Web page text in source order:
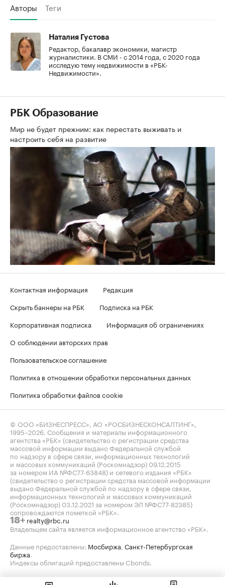
Авторы Теги
Наталия Густова
Редактор, бакалавр экономики, магистр
журналистики. В СМИ - с 2014 года, с 2020 года
исследую тему недвижимости в «РБК-
Недвижимости».
РБК Образование
Мир не будет прежним: как перестать выживать и
настроить себя на развитие
Контактная информация
Редакция
Скрыть баннеры на РБК
Подписка на РБК
Корпоративная подписка
Информация об ограничениях
О соблюдении авторских прав
Пользовательское соглашение
Политика в отношении обработки персональных данных
Политика обработки файлов cookie
© ООО «БИЗНЕСПРЕСС», АО «РОСБИЗНЕСКОНСАЛТИНГ»,
1995–2026 . Сообщения и материалы информационного
агентства «РБК» (свидетельство о регистрации средства
массовой информации выдано Федеральной службой
по надзору в сфере связи, информационных технологий
и массовых коммуникаций (Роскомнадзор) 09.12.2015
за номером ИА №ФС77-63848) и сетевого издания «РБК»
(свидетельство о регистрации средства массовой информации
выдано Федеральной службой по надзору в сфере связи,
информационных технологий и массовых коммуникаций
(Роскомнадзор) 03.12.2021 за номером ЭЛ №ФС77-82385)
сопровождаются пометкой «РБК».
18+ realty@rbc.ru
Владельцем сайта является информационное агентство «РБК».
Данные предоставлены: Мосбиржа Санкт-Петербургская
биржа
Индексы облигаций предоставлены Cbonds.